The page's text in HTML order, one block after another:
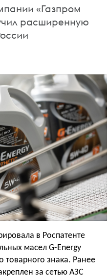
«Газпром
расширенную
в Роспатенте
масел G-Energy
товарного знака. Ранее
за сетью АЗС